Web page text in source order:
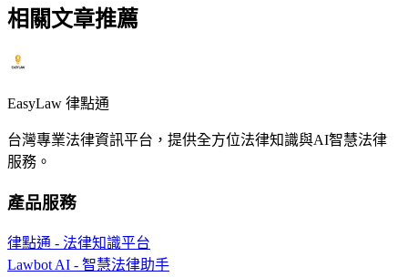
相關文章推薦
EasyLaw 律點通
台灣專業法律資訊平台，提供全方位法律知識與AI智慧法律
服務。
產品服務
律點通 - 法律知識平台
Lawbot AI - 智慧法律助手